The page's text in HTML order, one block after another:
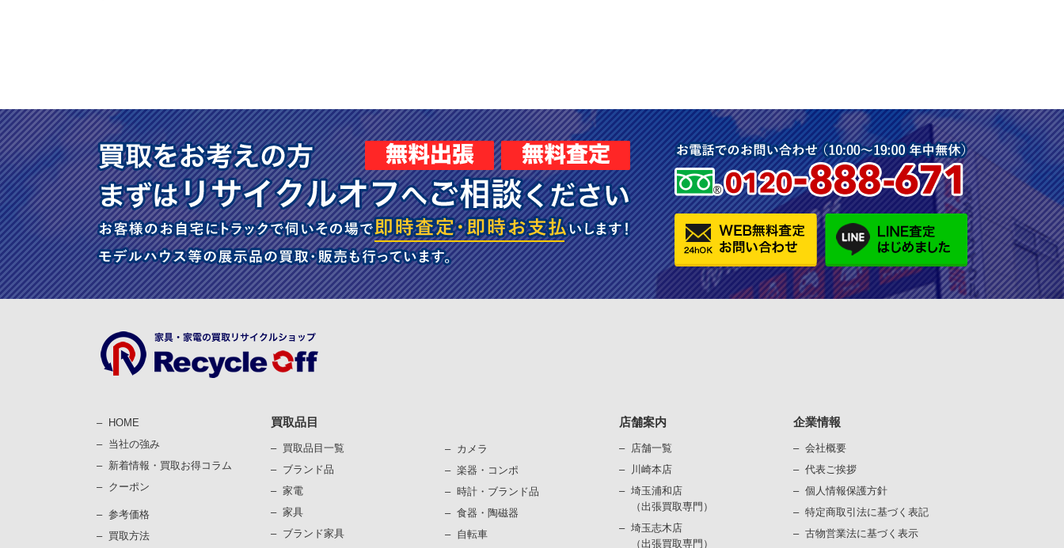
HOME
当社の強み
新着情報・買取お得コラム
クーポン
参考価格
買取⽅法
買取品目
買取品目一覧
ブランド品
家電
家具
ブランド家具
カメラ
楽器・コンポ
時計・ブランド品
⾷器・陶磁器
⾃転⾞
店舗案内
店舗一覧
川崎本店
埼玉浦和店
（出張買取専門）
埼玉志木店
（出張買取専門）
企業情報
会社概要
代表ご挨拶
個⼈情報保護⽅針
特定商取引法に基づく表記
古物営業法に基づく表⽰